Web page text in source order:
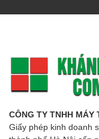
CÔNG TY TNHH MÁY
Giấy phép kinh doanh